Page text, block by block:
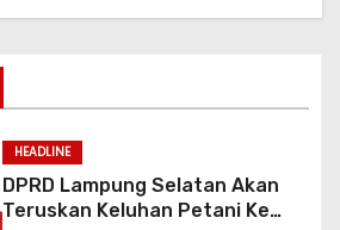
HEADLINE
DPRD Lampung Selatan Akan
Teruskan Keluhan Petani Ke